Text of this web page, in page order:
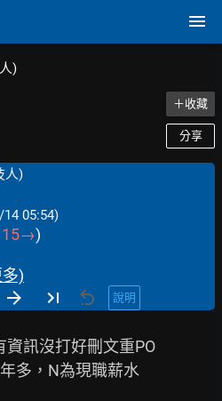
)
＋收藏
分享
人)
05:54)
15→)
)
說明
訊沒打好刪文重PO
多，N為現職薪水